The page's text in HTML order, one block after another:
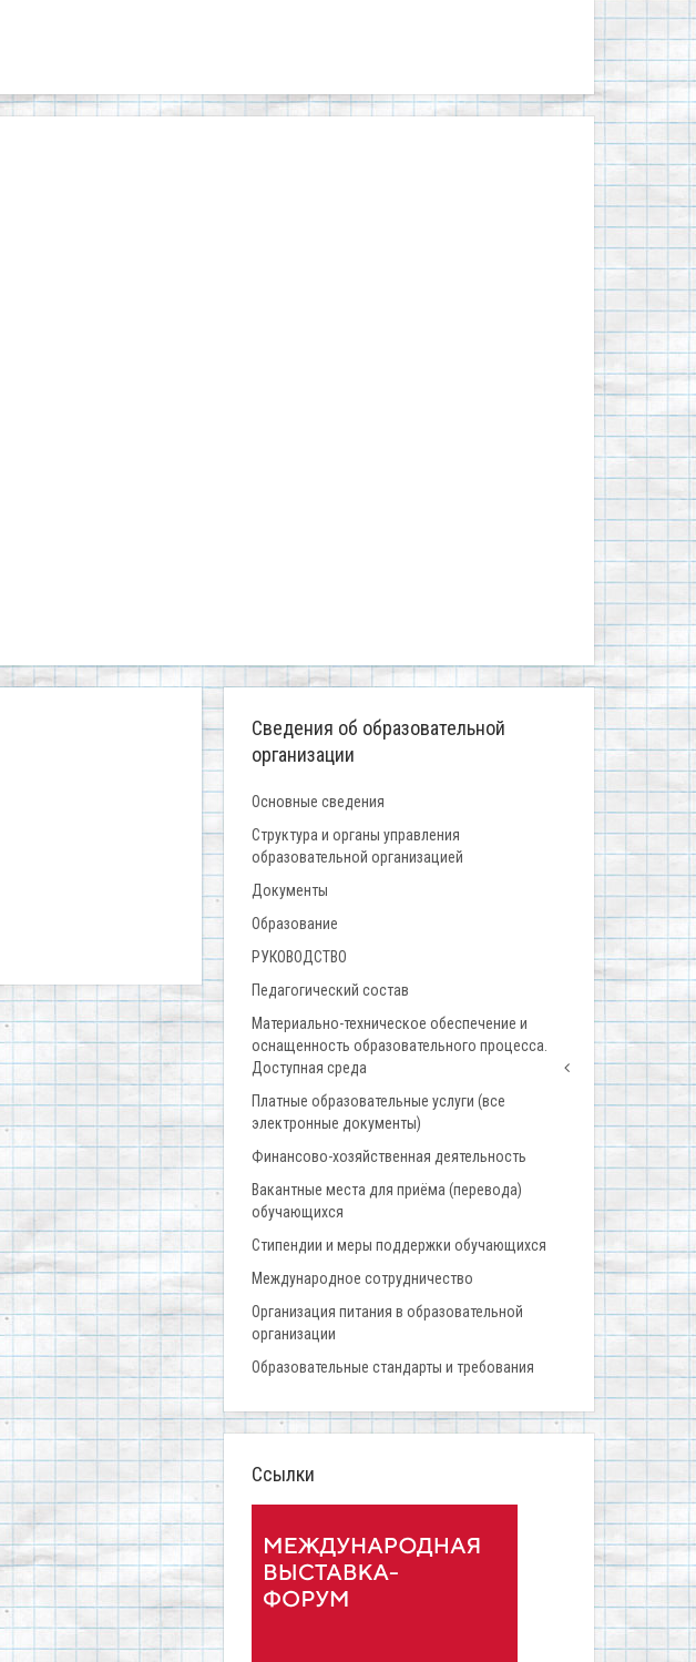
Сведения об образовательной
организации
Основные сведения
Структура и органы управления
образовательной организацией
Документы
Образование
РУКОВОДСТВО
Педагогический состав
Материально-техническое обеспечение и
оснащенность образовательного процесса.
Доступная среда
Платные образовательные услуги (все
электронные документы)
Финансово-хозяйственная деятельность
Вакантные места для приёма (перевода)
обучающихся
Стипендии и меры поддержки обучающихся
Международное сотрудничество
Организация питания в образовательной
организации
Образовательные стандарты и требования
Ссылки